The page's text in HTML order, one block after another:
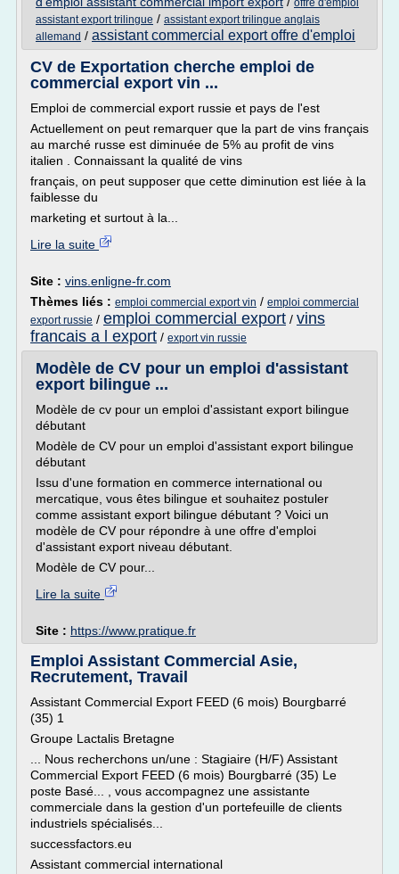
offre d'emploi
assistant export trilingue / assistant export trilingue anglais
allemand / assistant commercial export offre d'emploi
CV de Exportation cherche emploi de
commercial export vin ...
Emploi de commercial export russie et pays de l'est
Actuellement on peut remarquer que la part de vins français
au marché russe est diminuée de 5% au profit de vins
italien . Connaissant la qualité de vins
français, on peut supposer que cette diminution est liée à la
faiblesse du
marketing et surtout à la...
Lire la suite
Site : vins.enligne-fr.com
Thèmes liés : emploi commercial export vin / emploi commercial
export russie / emploi commercial export / vins
francais a l export / export vin russie
Modèle de CV pour un emploi d'assistant
export bilingue ...
Modèle de cv pour un emploi d'assistant export bilingue
débutant
Modèle de CV pour un emploi d'assistant export bilingue
débutant
Issu d'une formation en commerce international ou
mercatique, vous êtes bilingue et souhaitez postuler
comme assistant export bilingue débutant ? Voici un
modèle de CV pour répondre à une offre d'emploi
d'assistant export niveau débutant.
Modèle de CV pour...
Lire la suite
Site : https://www.pratique.fr
Emploi Assistant Commercial Asie,
Recrutement, Travail
Assistant Commercial Export FEED (6 mois) Bourgbarré
(35) 1
Groupe Lactalis Bretagne
... Nous recherchons un/une : Stagiaire (H/F) Assistant
Commercial Export FEED (6 mois) Bourgbarré (35) Le
poste Basé... , vous accompagnez une assistante
commerciale dans la gestion d'un portefeuille de clients
industriels spécialisés...
successfactors.eu
Assistant commercial international